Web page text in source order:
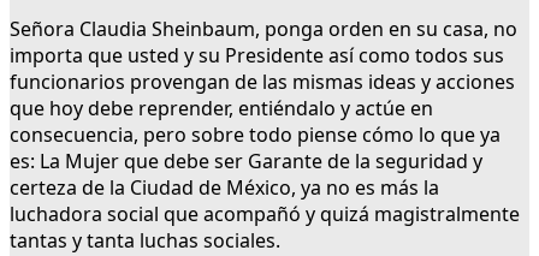
Señora Claudia Sheinbaum, ponga orden en su casa, no
importa que usted y su Presidente así como todos sus
funcionarios provengan de las mismas ideas y acciones
que hoy debe reprender, entiéndalo y actúe en
consecuencia, pero sobre todo piense cómo lo que ya
es: La Mujer que debe ser Garante de la seguridad y
certeza de la Ciudad de México, ya no es más la
luchadora social que acompañó y quizá magistralmente
tantas y tanta luchas sociales.